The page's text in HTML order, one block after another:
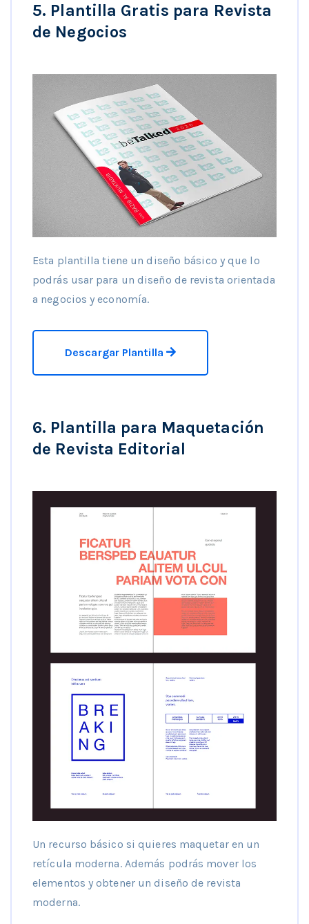
5. Plantilla Gratis para Revista
de Negocios
Esta plantilla tiene un diseño básico y que lo
podrás usar para un diseño de revista orientada
a negocios y economía.
Descargar Plantilla
6. Plantilla para Maquetación
de Revista Editorial
Un recurso básico si quieres maquetar en un
retícula moderna. Además podrás mover los
elementos y obtener un diseño de revista
moderna.